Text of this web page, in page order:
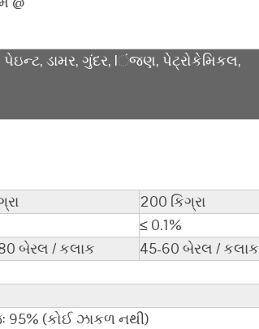
પેઇન્ટ, ડામર, ગુંદર, lંજણ, પેટ્રોકેમિકલ,
200 કિગ્રા
≤ 0.1%
બેરલ / કલાક
45-60 બેરલ / કલાક
(કોઈ ઝાકળ નથી)